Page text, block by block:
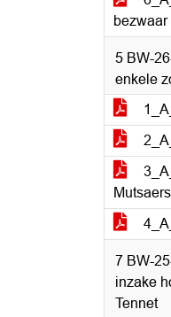
bezwaar
5 BW-
enkele
7 BW-
inzake
Tennet